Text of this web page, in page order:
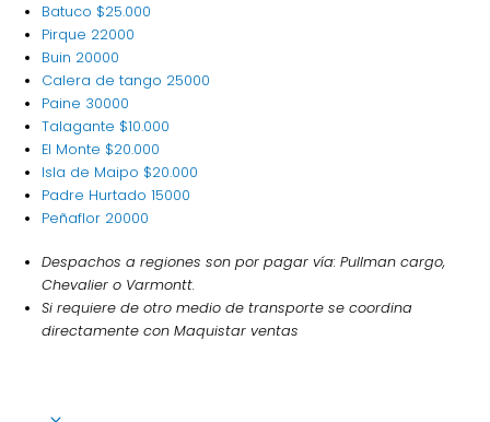
Batuco $25.000
Pirque 22000
Buin 20000
Calera de tango 25000
Paine 30000
Talagante $10.000
El Monte $20.000
Isla de Maipo $20.000
Padre Hurtado15000
Peñaflor 20000
Despachos a regiones son por pagar vía: Pullman cargo,
Chevalier o Varmontt.
Si requiere de otro medio de transporte se coordina
directamente con Maquistar ventas